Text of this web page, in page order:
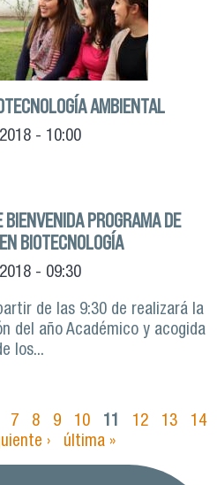
AMBIENTAL
- 10:00
PROGRAMA DE
BIOTECNOLOGÍA
- 09:30
de las 9:30 de realizará la
del año Académico y acogida
los...
7 8 9 10 11 12 13
14
› última »